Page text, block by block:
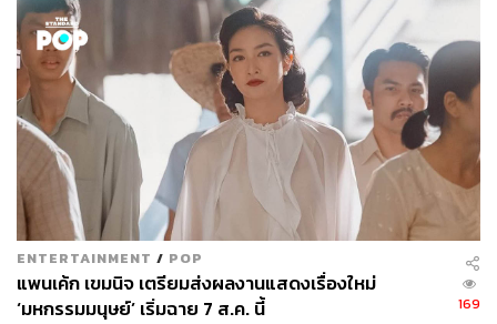
ENTERTAINMENT / POP
แพนเค้ก เขมนิจ เตรียมส่งผลงานแสดงเรื่องใหม่
‘มหกรรมมนุษย์’ เริ่มฉาย 7 ส.ค. นี้
169